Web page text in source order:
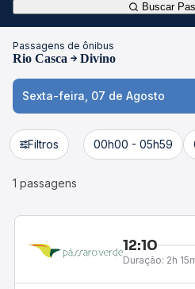
Buscar
Passagens de ônibus
Rio Casca Divino
Sexta-feira, 07 de Agosto
Filtros 00h00 - 05h59
1 passagens
12:10
Duração: 2h